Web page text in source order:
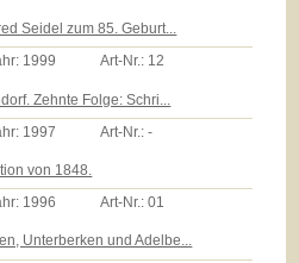
Seidel zum 85. Geburt...
1999 Art-Nr.: 12
Zehnte Folge: Schri...
1997 Art-Nr.:-
von 1848.
1996 Art-Nr.:01
Unterberken und Adelbe...